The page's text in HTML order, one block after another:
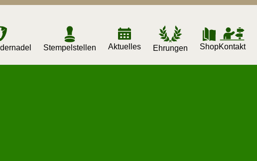
Stempelstellen Aktuelles Ehrungen ShopKontakt